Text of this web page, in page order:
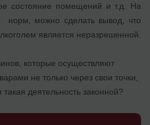
состояние помещений и т.д. На
норм, можно сделать вывод, что
является неразрешенной.
которые осуществляют
не только через свои точки,
деятельность законной?